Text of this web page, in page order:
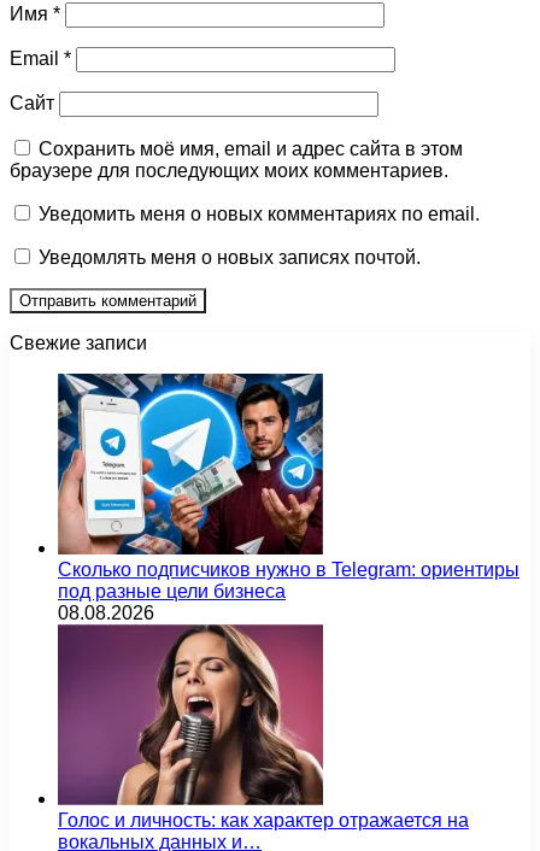
Имя *
Email *
Сайт
Сохранить моё имя, email и адрес сайта в этом
браузере для последующих моих комментариев.
Уведомить меня о новых комментариях по email.
Уведомлять меня о новых записях почтой.
Свежие записи
Сколько подписчиков нужно в Telegram: ориентиры
под разные цели бизнеса
08.08.2026
Голос и личность: как характер отражается на
вокальных данных и…